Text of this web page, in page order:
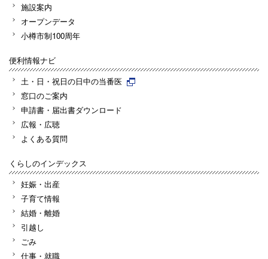
施設案内
オープンデータ
小樽市制100周年
便利情報ナビ
土・日・祝日の日中の当番医
窓口のご案内
申請書・届出書ダウンロード
広報・広聴
よくある質問
くらしのインデックス
妊娠・出産
子育て情報
結婚・離婚
引越し
ごみ
仕事・就職